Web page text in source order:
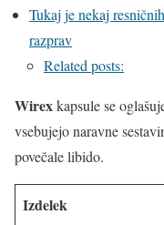
Tukaj je nekaj
razprav
Related posts:
Wirexkapsule se
vsebujejo naravne
povečale libido.
Izdelek